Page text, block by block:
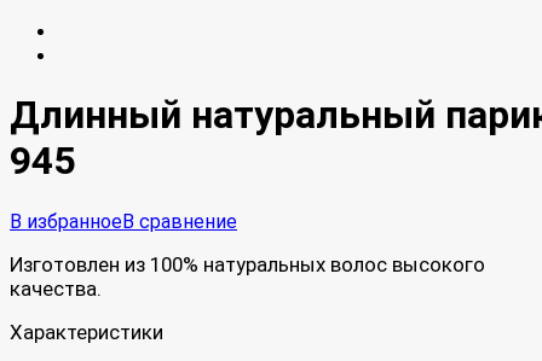
Длинный натуральный
945
В избранноеВ сравнение
Изготовлен из 100% натуральных волос высокого
качества.
Характеристики